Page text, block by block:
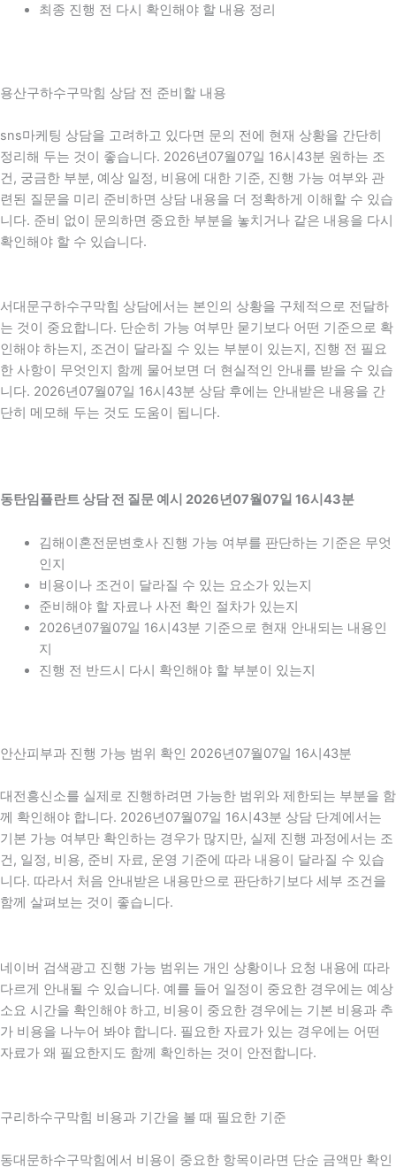
최종 진행 전 다시 확인해야 할 내용 정리
용산구하수구막힘 상담 전 준비할 내용
sns마케팅 상담을 고려하고 있다면 문의 전에 현재 상황을 간단히
정리해 두는 것이 좋습니다. 2026년07월07일 16시43분 원하는 조
건, 궁금한 부분, 예상 일정, 비용에 대한 기준, 진행 가능 여부와 관
련된 질문을 미리 준비하면 상담 내용을 더 정확하게 이해할 수 있습
니다. 준비 없이 문의하면 중요한 부분을 놓치거나 같은 내용을 다시
확인해야 할 수 있습니다.
서대문구하수구막힘 상담에서는 본인의 상황을 구체적으로 전달하
는 것이 중요합니다. 단순히 가능 여부만 묻기보다 어떤 기준으로 확
인해야 하는지, 조건이 달라질 수 있는 부분이 있는지, 진행 전 필요
한 사항이 무엇인지 함께 물어보면 더 현실적인 안내를 받을 수 있습
니다. 2026년07월07일 16시43분 상담 후에는 안내받은 내용을 간
단히 메모해 두는 것도 도움이 됩니다.
동탄임플란트 상담 전 질문 예시 2026년07월07일 16시43분
김해이혼전문변호사 진행 가능 여부를 판단하는 기준은 무엇
인지
비용이나 조건이 달라질 수 있는 요소가 있는지
준비해야 할 자료나 사전 확인 절차가 있는지
2026년07월07일 16시43분 기준으로 현재 안내되는 내용인
지
진행 전 반드시 다시 확인해야 할 부분이 있는지
안산피부과 진행 가능 범위 확인 2026년07월07일 16시43분
대전흥신소를 실제로 진행하려면 가능한 범위와 제한되는 부분을 함
께 확인해야 합니다. 2026년07월07일 16시43분 상담 단계에서는
기본 가능 여부만 확인하는 경우가 많지만, 실제 진행 과정에서는 조
건, 일정, 비용, 준비 자료, 운영 기준에 따라 내용이 달라질 수 있습
니다. 따라서 처음 안내받은 내용만으로 판단하기보다 세부 조건을
함께 살펴보는 것이 좋습니다.
네이버 검색광고 진행 가능 범위는 개인 상황이나 요청 내용에 따라
다르게 안내될 수 있습니다. 예를 들어 일정이 중요한 경우에는 예상
소요 시간을 확인해야 하고, 비용이 중요한 경우에는 기본 비용과 추
가 비용을 나누어 봐야 합니다. 필요한 자료가 있는 경우에는 어떤
자료가 왜 필요한지도 함께 확인하는 것이 안전합니다.
구리하수구막힘 비용과 기간을 볼 때 필요한 기준
동대문하수구막힘에서 비용이 중요한 항목이라면 단순 금액만 확인